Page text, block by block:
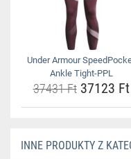
Under Armour
Ankle Tight-PPL
37431 Ft37123 Ft
INNE PRODUKTY Z